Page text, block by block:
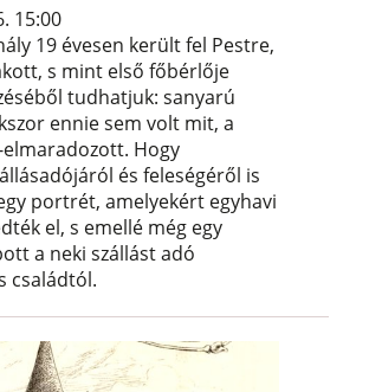
15:00
19 évesen került fel Pestre,
s mint első főbérlője
tudhatjuk: sanyarú
ennie sem volt mit, a
Hogy
és feleségéről is
portrét, amelyekért egyhavi
el, s emellé még egy
a neki szállást adó
családtól.